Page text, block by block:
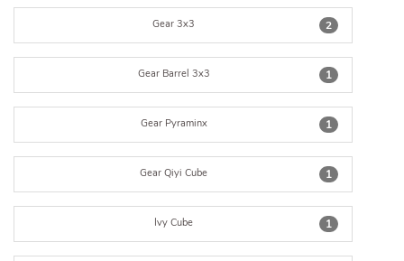
2
Gear 3x3
1
Gear Barrel 3x3
1
Gear Pyraminx
1
Gear Qiyi Cube
1
Ivy Cube